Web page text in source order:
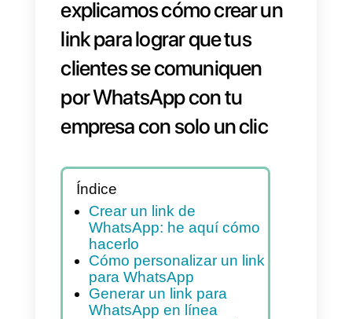
En este artículo te
explicamos cómo crear un
link para lograr que tus
clientes se comuniquen
por WhatsApp con tu
empresa con solo un clic